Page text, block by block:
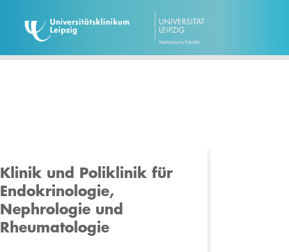
Klinik und Poliklinik für
Endokrinologie,
Nephrologie und
Rheumatologie